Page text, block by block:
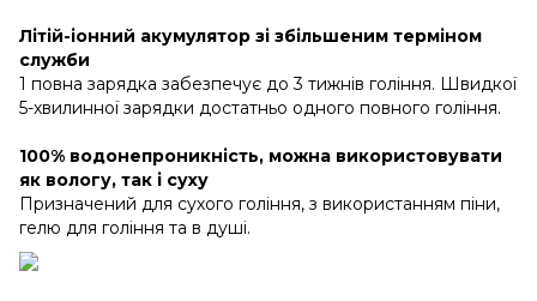
Літій-іонний акумулятор зі збільшеним терміном
служби
1 повна зарядка забезпечує до 3 тижнів гоління. Швидкої
5-хвилинної зарядки достатньо одного повного гоління.
100% водонепроникність, можна використовувати
як вологу, так і суху
Призначений для сухого гоління, з використанням піни,
гелю для гоління та в душі.